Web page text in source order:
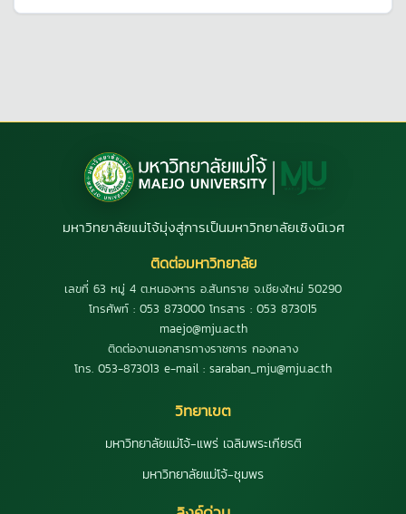
มหาวิทยาลัยแม่โจ้มุ่งสู่การเป็นมหาวิทยาลัยเชิงนิเวศ
ติดต่อมหาวิทยาลัย
เลขที่ 63 หมู่ 4 ต.หนองหาร อ.สันทราย จ.เชียงใหม่ 50290
โทรศัพท์ : 053 873000 โทรสาร : 053 873015
maejo@mju.ac.th
ติดต่องานเอกสารทางราชการ กองกลาง
โทร. 053-873013 e-mail : saraban_mju@mju.ac.th
วิทยาเขต
มหาวิทยาลัยแม่โจ้-แพร่ เฉลิมพระเกียรติ
มหาวิทยาลัยแม่โจ้-ชุมพร